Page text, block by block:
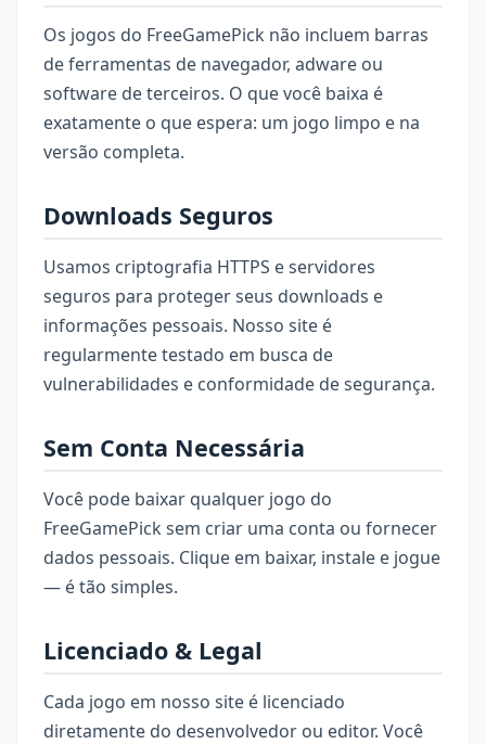
Os jogos do FreeGamePick não incluem barras
de ferramentas de navegador, adware ou
software de terceiros. O que você baixa é
exatamente o que espera: um jogo limpo e na
versão completa.
Downloads Seguros
Usamos criptografia HTTPS e servidores
seguros para proteger seus downloads e
informações pessoais. Nosso site é
regularmente testado em busca de
vulnerabilidades e conformidade de segurança.
Sem Conta Necessária
Você pode baixar qualquer jogo do
FreeGamePick sem criar uma conta ou fornecer
dados pessoais. Clique em baixar, instale e jogue
— é tão simples.
Licenciado & Legal
Cada jogo em nosso site é licenciado
diretamente do desenvolvedor ou editor. Você